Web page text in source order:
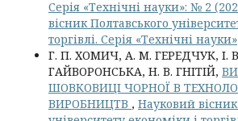
Серія «Технічні науки»: № 2
вісник Полтавського
торгівлі. Серія «Технічні науки»
Г. П. ХОМИЧ, А. М. ГЕРЕДЧУК, І.
ГАЙВОРОНСЬКА, Н. В. ГНІТІЙ,
ШОВКОВИЦІ ЧОРНОЇ В
ВИРОБНИЦТВ , Науковий